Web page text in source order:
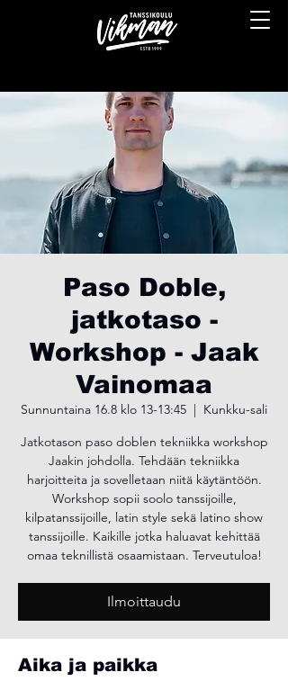
Paso Doble,
jatkotaso -
Workshop - Jaak
Vainomaa
Sunnuntaina 16.8 klo 13-13:45
  |
Kunkku-sali
Jatkotason paso doblen tekniikka workshop
Jaakin johdolla. Tehdään tekniikka
harjoitteita ja sovelletaan niitä käytäntöön.
Workshop sopii soolo tanssijoille,
kilpatanssijoille, latin style sekä latino show
tanssijoille. Kaikille jotka haluavat kehittää
omaa teknillistä osaamistaan. Terveutuloa!
Ilmoittaudu
Aika ja paikka